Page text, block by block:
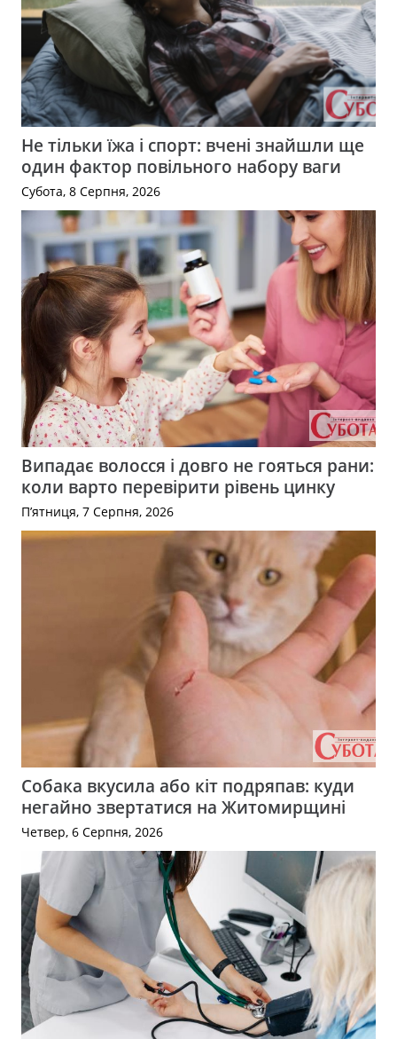
Не тільки їжа і спорт: вчені знайшли ще
один фактор повільного набору ваги
Субота, 8 Серпня, 2026
Випадає волосся і довго не гояться рани:
коли варто перевірити рівень цинку
П’ятниця, 7 Серпня, 2026
Собака вкусила або кіт подряпав: куди
негайно звертатися на Житомирщині
Четвер, 6 Серпня, 2026